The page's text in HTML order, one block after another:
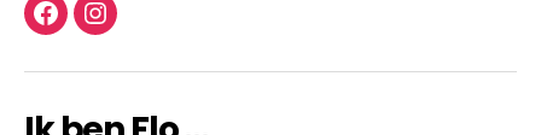
facebookinstagram